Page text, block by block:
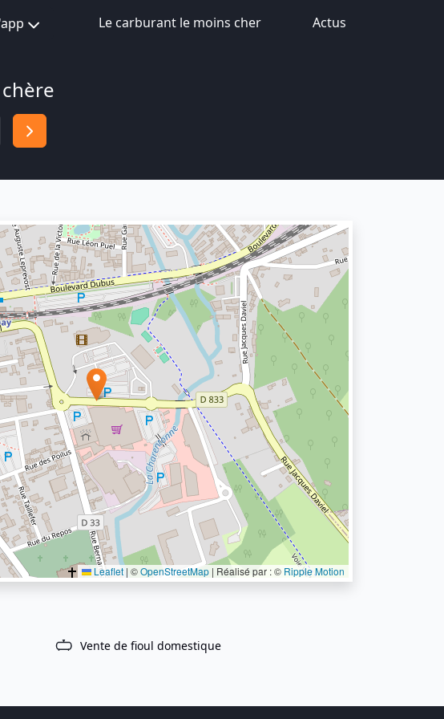
Le carburant le moins cher Actus
Leaflet | ©OpenStreetMap | Réalisé par : © Ripple Motion
Vente de fioul domestique